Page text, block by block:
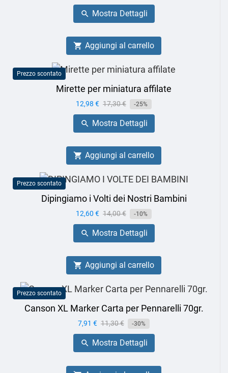
base
 Mostra Dettagli
 Aggiungi al carrello
Prezzo scontato
Mirette per miniatura affilate
Prezzo
12,98 € Prezzo
base
17,30 € -25%
 Mostra Dettagli
 Aggiungi al carrello
Prezzo scontato
Dipingiamo i Volti dei Nostri Bambini
Prezzo
12,60 € Prezzo
base
14,00 € -10%
 Mostra Dettagli
 Aggiungi al carrello
Prezzo scontato
Canson XL Marker Carta per Pennarelli 70gr.
Prezzo
7,91 € Prezzo
base
11,30 € -30%
 Mostra Dettagli